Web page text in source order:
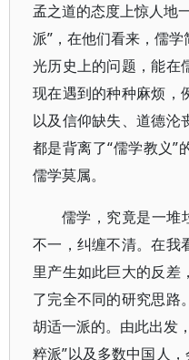
孟之道的态度上惊人地
派”，在他们看来，儒
光历史上的问题，能在
现在遇到的种种麻烦，
以及信仰缺失、道德沦
都是背离了“儒学教义”
儒学莫属。
儒学，究竟是一堆
不一，纠缠不清。在我
里产生如此巨大的反差
了完全不同的研究思路
胡适一派的。由此出发
粹派”以及多数中国人